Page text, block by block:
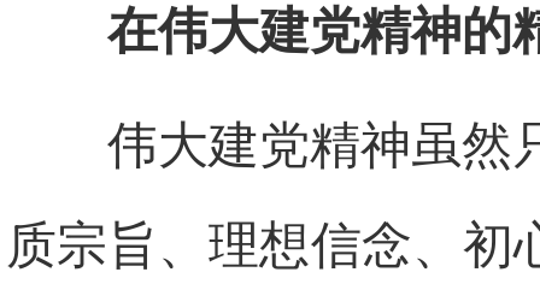
在伟大建党精神的
伟大建党精神虽然
质宗旨、理想信念、初